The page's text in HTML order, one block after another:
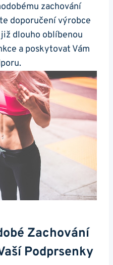
zachování
doporučení výrobce
dlouho oblíbenou
a poskytovat Vám
Zachování
Podprsenky